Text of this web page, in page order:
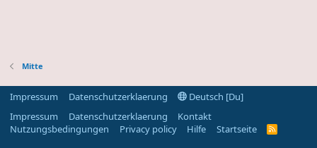
Mitte
Impressum Datenschutzerklaerung
Deutsch [Du]
Impressum
Datenschutzerklaerung
Kontakt
Nutzungsbedingungen
Privacy policy Hilfe Startseite
R
S